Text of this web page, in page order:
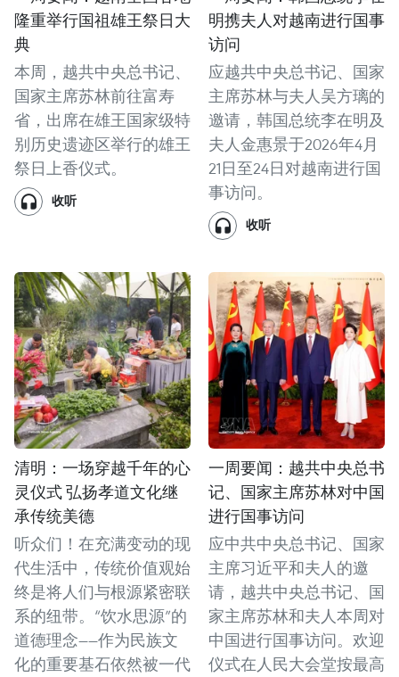
隆重举行国祖雄王祭日大
典
本周，越共中央总书记、
国家主席苏林前往富寿
省，出席在雄王国家级特
别历史遗迹区举行的雄王
祭日上香仪式。
收听
明携夫人对越南进行国事
访问
应越共中央总书记、国家
主席苏林与夫人吴方璃的
邀请，韩国总统李在明及
夫人金惠景于2026年4月
21日至24日对越南进行国
事访问。
收听
清明：一场穿越千年的心
灵仪式 弘扬孝道文化继
承传统美德
听众们！在充满变动的现
代生活中，传统价值观始
终是将人们与根源紧密联
系的纽带。“饮水思源”的
道德理念——作为民族文
化的重要基石依然被一代
一周要闻：越共中央总书
记、国家主席苏林对中国
进行国事访问
应中共中央总书记、国家
主席习近平和夫人的邀
请，越共中央总书记、国
家主席苏林和夫人本周对
中国进行国事访问。欢迎
仪式在人民大会堂按最高